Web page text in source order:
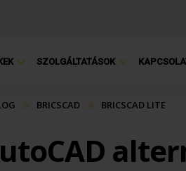
SZOLGÁLTATÁSOK
BRICSCAD BRICSCAD LITE